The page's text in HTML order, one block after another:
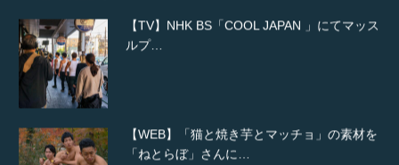
【WEB】「猫と焼き芋とマッチョ」の素材を
【YouTube】マッチョフリー素材メンバーが